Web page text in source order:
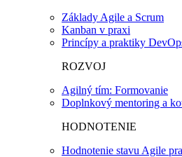
Základy Agile a Scrum
Kanban v praxi
Princípy a praktiky
ROZVOJ
Agilný tím: Formovanie
Doplnkový mentoring a
HODNOTENIE
Hodnotenie stavu Agile